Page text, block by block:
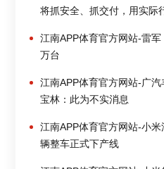
将抓安全、抓交付，用实际
江南APP体育官方网站-雷
万台
江南APP体育官方网站-广
宝林：此为不实消息
江南APP体育官方网站-小
辆整车正式下产线